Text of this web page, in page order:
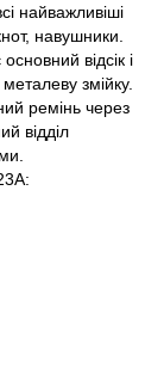
найважливіші
навушники.
відсік і
змійку.
ремінь через
відділ